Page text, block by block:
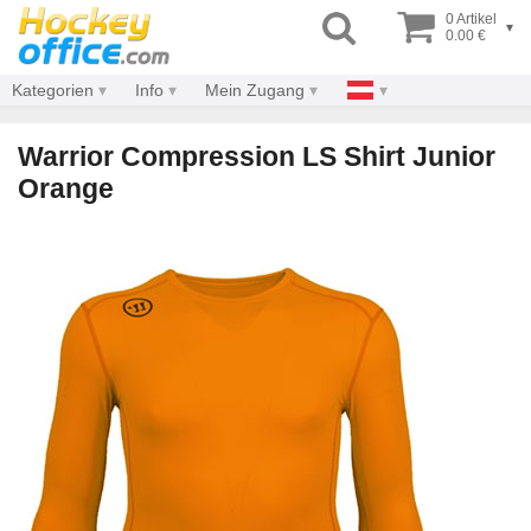
0 Artikel
0.00 €
▾
Kategorien Info Mein Zugang
Warrior Compression LS Shirt Junior
Orange